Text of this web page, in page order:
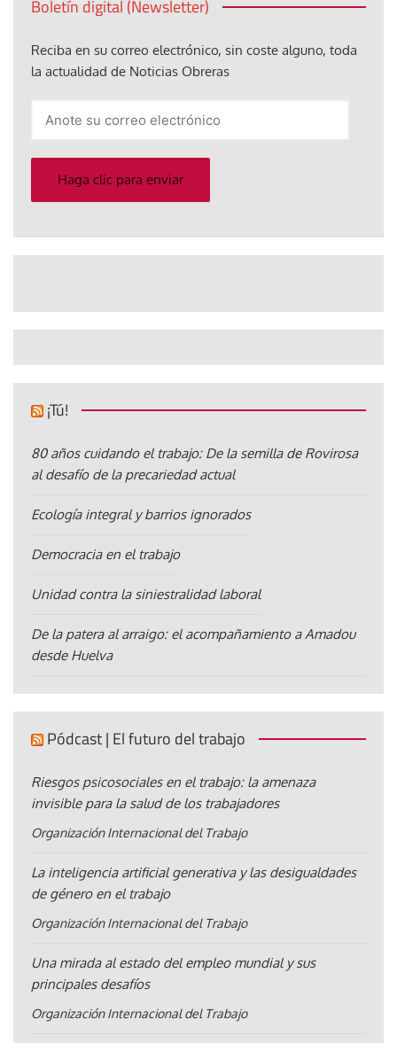
Boletín digital (Newsletter)
Reciba en su correo electrónico, sin coste alguno, toda
la actualidad de Noticias Obreras
electrónico
Haga clic para enviar
¡Tú!
80 años cuidando el trabajo: De la semilla de Rovirosa
al desafío de la precariedad actual
Ecología integral y barrios ignorados
Democracia en el trabajo
Unidad contra la siniestralidad laboral
De la patera al arraigo: el acompañamiento a Amadou
desde Huelva
Pódcast | El futuro del trabajo
Riesgos psicosociales en el trabajo: la amenaza
invisible para la salud de los trabajadores
Organización Internacional del Trabajo
La inteligencia artificial generativa y las desigualdades
de género en el trabajo
Organización Internacional del Trabajo
Una mirada al estado del empleo mundial y sus
principales desafíos
Organización Internacional del Trabajo